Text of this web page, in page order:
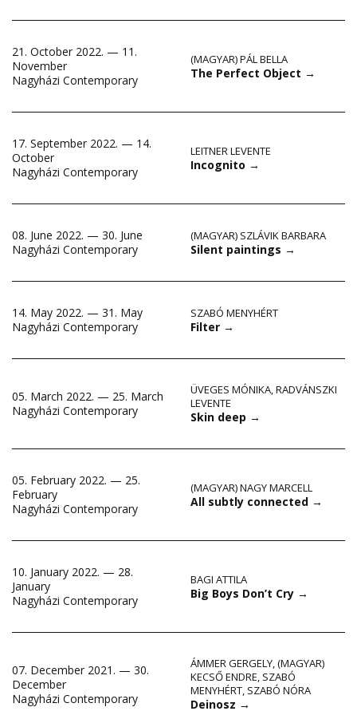
21. October 2022. — 11.
November
Nagyházi Contemporary
(MAGYAR) PÁL BELLA
The Perfect Object →
17. September 2022. — 14.
October
Nagyházi Contemporary
LEITNER LEVENTE
Incognito →
08. June 2022. — 30. June
Nagyházi Contemporary
(MAGYAR) SZLÁVIK BARBARA
Silent paintings →
14. May 2022. — 31. May
Nagyházi Contemporary
SZABÓ MENYHÉRT
Filter →
05. March 2022. — 25. March
Nagyházi Contemporary
ÜVEGES MÓNIKA,RADVÁNSZKI
LEVENTE
Skin deep →
05. February 2022. — 25.
February
Nagyházi Contemporary
(MAGYAR) NAGY MARCELL
All subtly connected →
10. January 2022. — 28.
January
Nagyházi Contemporary
BAGI ATTILA
Big Boys Don’t Cry →
07. December 2021. — 30.
December
Nagyházi Contemporary
ÁMMER GERGELY,(MAGYAR)
KECSŐ ENDRE, SZABÓ
MENYHÉRT, SZABÓ NÓRA
Deinosz →